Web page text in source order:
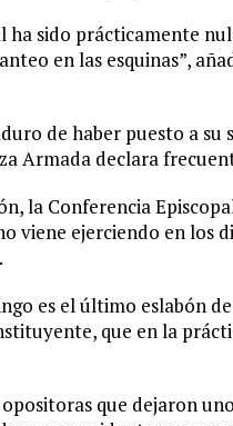
sido prácticamente
en las esquinas”,
de haber puesto a
Armada declara
la Conferencia
viene ejerciendo en los
es el último eslabón
que en la
que dejaron